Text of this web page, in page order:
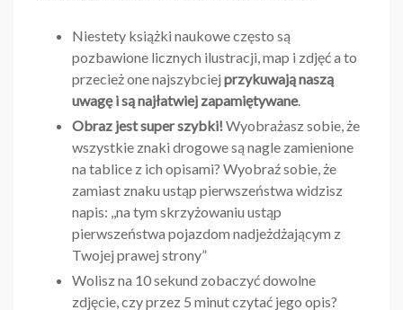
Niestety książki naukowe często są
pozbawione licznych ilustracji, map i zdjęć a to
przecież one najszybciej przykuwają naszą
uwagę i są najłatwiej zapamiętywane.
Obraz jest super szybki! Wyobrażasz sobie, że
wszystkie znaki drogowe są nagle zamienione
na tablice z ich opisami? Wyobraź sobie, że
zamiast znaku ustąp pierwszeństwa widzisz
napis: ,,na tym skrzyżowaniu ustąp
pierwszeństwa pojazdom nadjeżdżającym z
Twojej prawej strony”
Wolisz na 10 sekund zobaczyć dowolne
zdjęcie, czy przez 5 minut czytać jego opis?